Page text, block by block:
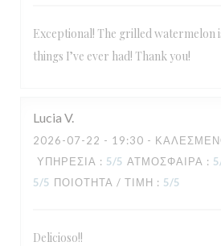
Exceptional! The grilled watermelon
things I’ve ever had! Thank you!
Lucia V
2026-07-22 - 19:30 -
ΥΠΗΡΕΣΊΑ : 5/5 ΑΤΜΌΣΦΑΙΡΑ : 5
5/5 ΠΟΙΌΤΗΤΑ / ΤΙΜΉ : 5/5
Delicioso!!